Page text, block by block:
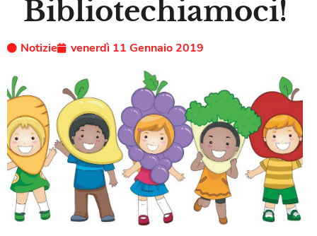
Bibliotechiamoci!
Notizie venerdì 11 Gennaio 2019